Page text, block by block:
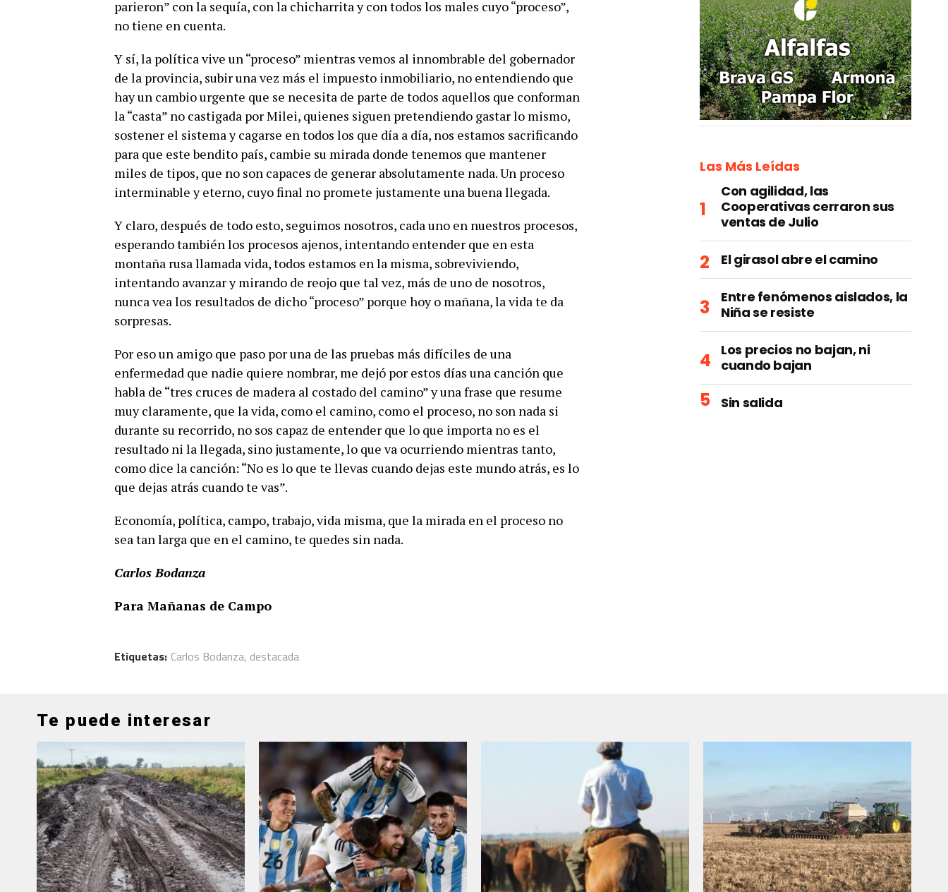
parieron” con la sequía, con la chicharrita y con todos los males cuyo “proceso”,
no tiene en cuenta.
Y sí, la política vive un “proceso” mientras vemos al innombrable del gobernador
de la provincia, subir una vez más el impuesto inmobiliario, no entendiendo que
hay un cambio urgente que se necesita de parte de todos aquellos que conforman
la “casta” no castigada por Milei, quienes siguen pretendiendo gastar lo mismo,
sostener el sistema y cagarse en todos los que día a día, nos estamos sacrificando
para que este bendito país, cambie su mirada donde tenemos que mantener
miles de tipos, que no son capaces de generar absolutamente nada. Un proceso
interminable y eterno, cuyo final no promete justamente una buena llegada.
Y claro, después de todo esto, seguimos nosotros, cada uno en nuestros procesos,
esperando también los procesos ajenos, intentando entender que en esta
montaña rusa llamada vida, todos estamos en la misma, sobreviviendo,
intentando avanzar y mirando de reojo que tal vez, más de uno de nosotros,
nunca vea los resultados de dicho “proceso” porque hoy o mañana, la vida te da
sorpresas.
Por eso un amigo que paso por una de las pruebas más difíciles de una
enfermedad que nadie quiere nombrar, me dejó por estos días una canción que
habla de “tres cruces de madera al costado del camino” y una frase que resume
muy claramente, que la vida, como el camino, como el proceso, no son nada si
durante su recorrido, no sos capaz de entender que lo que importa no es el
resultado ni la llegada, sino justamente, lo que va ocurriendo mientras tanto,
como dice la canción: “No es lo que te llevas cuando dejas este mundo atrás, es lo
que dejas atrás cuando te vas”.
Economía, política, campo, trabajo, vida misma, que la mirada en el proceso no
sea tan larga que en el camino, te quedes sin nada.
Carlos Bodanza
Para Mañanas de Campo
Etiquetas: Carlos Bodanza, destacada
Las Más Leídas
Con agilidad, las
Cooperativas cerraron sus
ventas de Julio
El girasol abre el camino
Entre fenómenos aislados, la
Niña se resiste
Los precios no bajan, ni
cuando bajan
Sin salida
Te puede interesar